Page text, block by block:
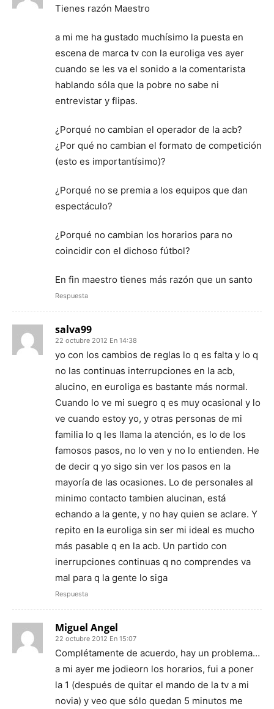
Tienes razón Maestro
a mi me ha gustado muchísimo la puesta en
escena de marca tv con la euroliga ves ayer
cuando se les va el sonido a la comentarista
hablando sóla que la pobre no sabe ni
entrevistar y flipas.
¿Porqué no cambian el operador de la acb?
¿Por qué no cambian el formato de competición
(esto es importantísimo)?
¿Porqué no se premia a los equipos que dan
espectáculo?
¿Porqué no cambian los horarios para no
coincidir con el dichoso fútbol?
En fin maestro tienes más razón que un santo
Respuesta
salva99
22 octubre 2012 En 14:38
yo con los cambios de reglas lo q es falta y lo q
no las continuas interrupciones en la acb,
alucino, en euroliga es bastante más normal.
Cuando lo ve mi suegro q es muy ocasional y lo
ve cuando estoy yo, y otras personas de mi
familia lo q les llama la atención, es lo de los
famosos pasos, no lo ven y no lo entienden. He
de decir q yo sigo sin ver los pasos en la
mayoría de las ocasiones. Lo de personales al
minimo contacto tambien alucinan, está
echando a la gente, y no hay quien se aclare. Y
repito en la euroliga sin ser mi ideal es mucho
más pasable q en la acb. Un partido con
inerrupciones continuas q no comprendes va
mal para q la gente lo siga
Respuesta
Miguel Angel
22 octubre 2012 En 15:07
Complétamente de acuerdo, hay un problema…
a mi ayer me jodieorn los horarios, fui a poner
la 1 (después de quitar el mando de la tv a mi
novia) y veo que sólo quedan 5 minutos me